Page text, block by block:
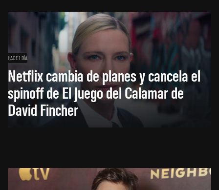
HACE 1 DÍA
Netflix cambia de planes y cancela el
spinoff de El Juego del Calamar de
David Fincher